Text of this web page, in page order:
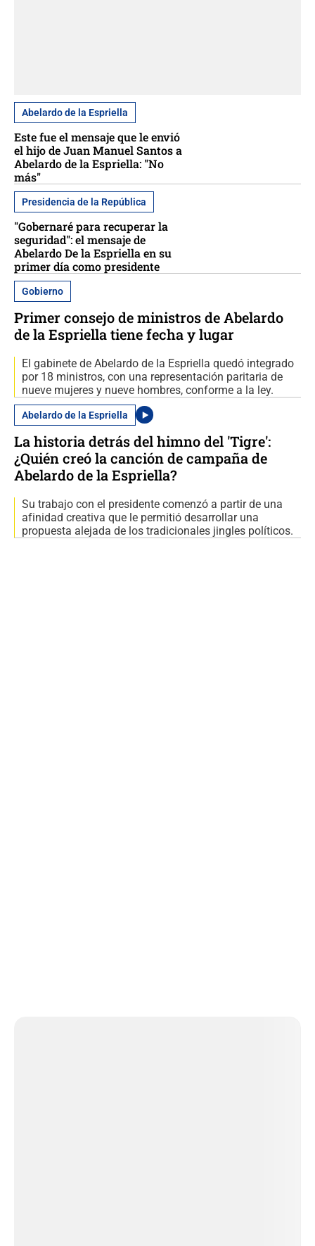
Abelardo de la Espriella
Este fue el mensaje que le envió
el hijo de Juan Manuel Santos a
Abelardo de la Espriella: "No
más"
Presidencia de la República
"Gobernaré para recuperar la
seguridad": el mensaje de
Abelardo De la Espriella en su
primer día como presidente
Gobierno
Primer consejo de ministros de Abelardo
de la Espriella tiene fecha y lugar
El gabinete de Abelardo de la Espriella quedó integrado
por 18 ministros, con una representación paritaria de
nueve mujeres y nueve hombres, conforme a la ley.
Abelardo de la Espriella
La historia detrás del himno del 'Tigre':
¿Quién creó la canción de campaña de
Abelardo de la Espriella?
Su trabajo con el presidente comenzó a partir de una
afinidad creativa que le permitió desarrollar una
propuesta alejada de los tradicionales jingles políticos.